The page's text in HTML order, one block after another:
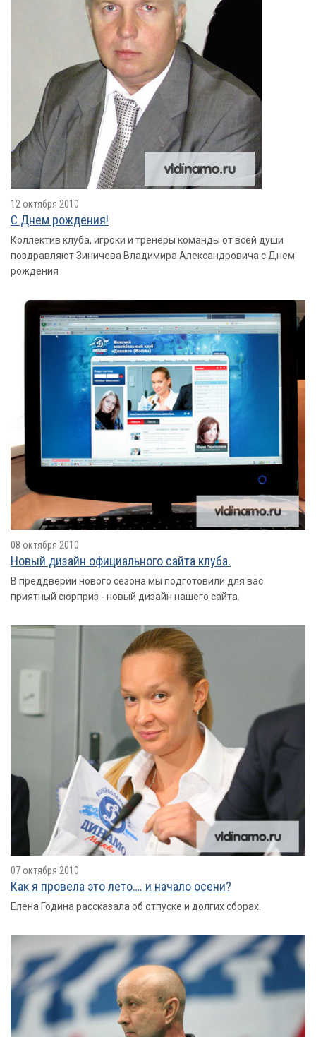
12 октября 2010
С Днем рождения!
Коллектив клуба, игроки и тренеры команды от всей души
поздравляют Зиничева Владимира Александровича с Днем
рождения
08 октября 2010
Новый дизайн официального сайта клуба.
В преддверии нового сезона мы подготовили для вас
приятный сюрприз - новый дизайн нашего сайта.
07 октября 2010
Как я провелa это лето…. и начало осени?
Елена Година рассказала об отпуске и долгих сборах.